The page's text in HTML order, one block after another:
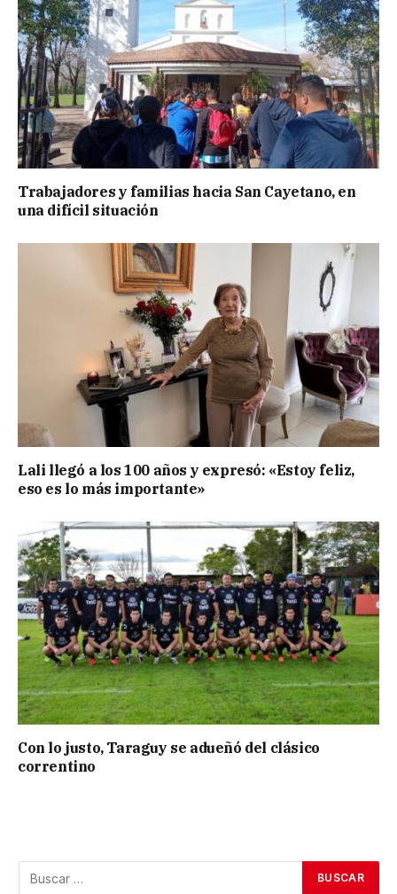
Trabajadores y familias hacia San Cayetano, en
una difícil situación
Lali llegó a los 100 años y expresó: «Estoy feliz,
eso es lo más importante»
Con lo justo, Taraguy se adueñó del clásico
correntino